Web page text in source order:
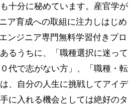
十分に秘めています。産官学が
ア育成への取組に注力しはじめ
ンジニア専門無料学習付きプロ
るうちに、「職種選択に迷って
代で志がない方」、「職種・転
、自分の人生に挑戦してアイデ
に入れる機会としては絶好のタ